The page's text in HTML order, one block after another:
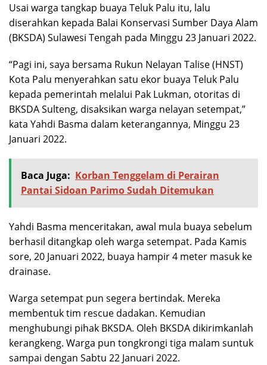
Usai warga tangkap buaya Teluk Palu itu, lalu
diserahkan kepada Balai Konservasi Sumber Daya Alam
(BKSDA) Sulawesi Tengah pada Minggu 23 Januari 2022.
“Pagi ini, saya bersama Rukun Nelayan Talise (HNST)
Kota Palu menyerahkan satu ekor buaya Teluk Palu
kepada pemerintah melalui Pak Lukman, otoritas di
BKSDA Sulteng, disaksikan warga nelayan setempat,”
kata Yahdi Basma dalam keterangannya, Minggu 23
Januari 2022.
Baca Juga: Korban Tenggelam di Perairan
Pantai Sidoan Parimo Sudah Ditemukan
Yahdi Basma menceritakan, awal mula buaya sebelum
berhasil ditangkap oleh warga setempat. Pada Kamis
sore, 20 Januari 2022, buaya hampir 4 meter masuk ke
drainase.
Warga setempat pun segera bertindak. Mereka
membentuk tim rescue dadakan. Kemudian
menghubungi pihak BKSDA. Oleh BKSDA dikirimkanlah
kerangkeng. Warga pun tongkrongi tiga malam suntuk
sampai dengan Sabtu 22 Januari 2022.